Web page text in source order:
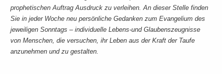
prophetischen Auftrag Ausdruck zu verleihen. An dieser Stelle finden
Sie in jeder Woche neu persönliche Gedanken zum Evangelium des
jeweiligen Sonntags – individuelle Lebens-und Glaubenszeugnisse
von Menschen, die versuchen, ihr Leben aus der Kraft der Taufe
anzunehmen und zu gestalten.